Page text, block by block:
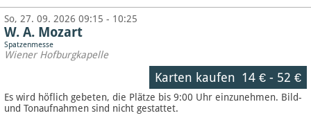
So, 27. 09. 2026 09:15 - 10:25
W. A. Mozart
Spatzenmesse
Wiener Hofburgkapelle
Karten kaufen 14 €- 52 €
Es wird höflich gebeten, die Plätze bis 9:00 Uhr einzunehmen. Bild-
und Tonaufnahmen sind nicht gestattet.